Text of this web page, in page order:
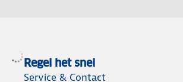
Regel het snel
Service & Contact